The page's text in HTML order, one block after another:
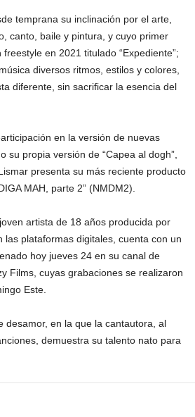
temprana su inclinación por el arte,
canto, baile y pintura, y cuyo primer
en 2021 titulado “Expediente”;
diversos ritmos, estilos y colores,
diferente, sin sacrificar la esencia del
en la versión de nuevas
su propia versión de “Capea al dogh”,
presenta su más reciente producto
MAH, parte 2” (NMDM2).
artista de 18 años producida por
las plataformas digitales, cuenta con un
hoy jueves 24 en su canal de
Films, cuyas grabaciones se realizaron
Este.
desamor, en la que la cantautora, al
demuestra su talento nato para